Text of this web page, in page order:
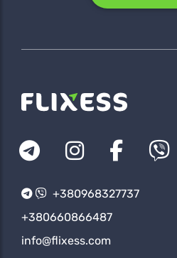
+380968327737
+380660866487
info@flixess.com